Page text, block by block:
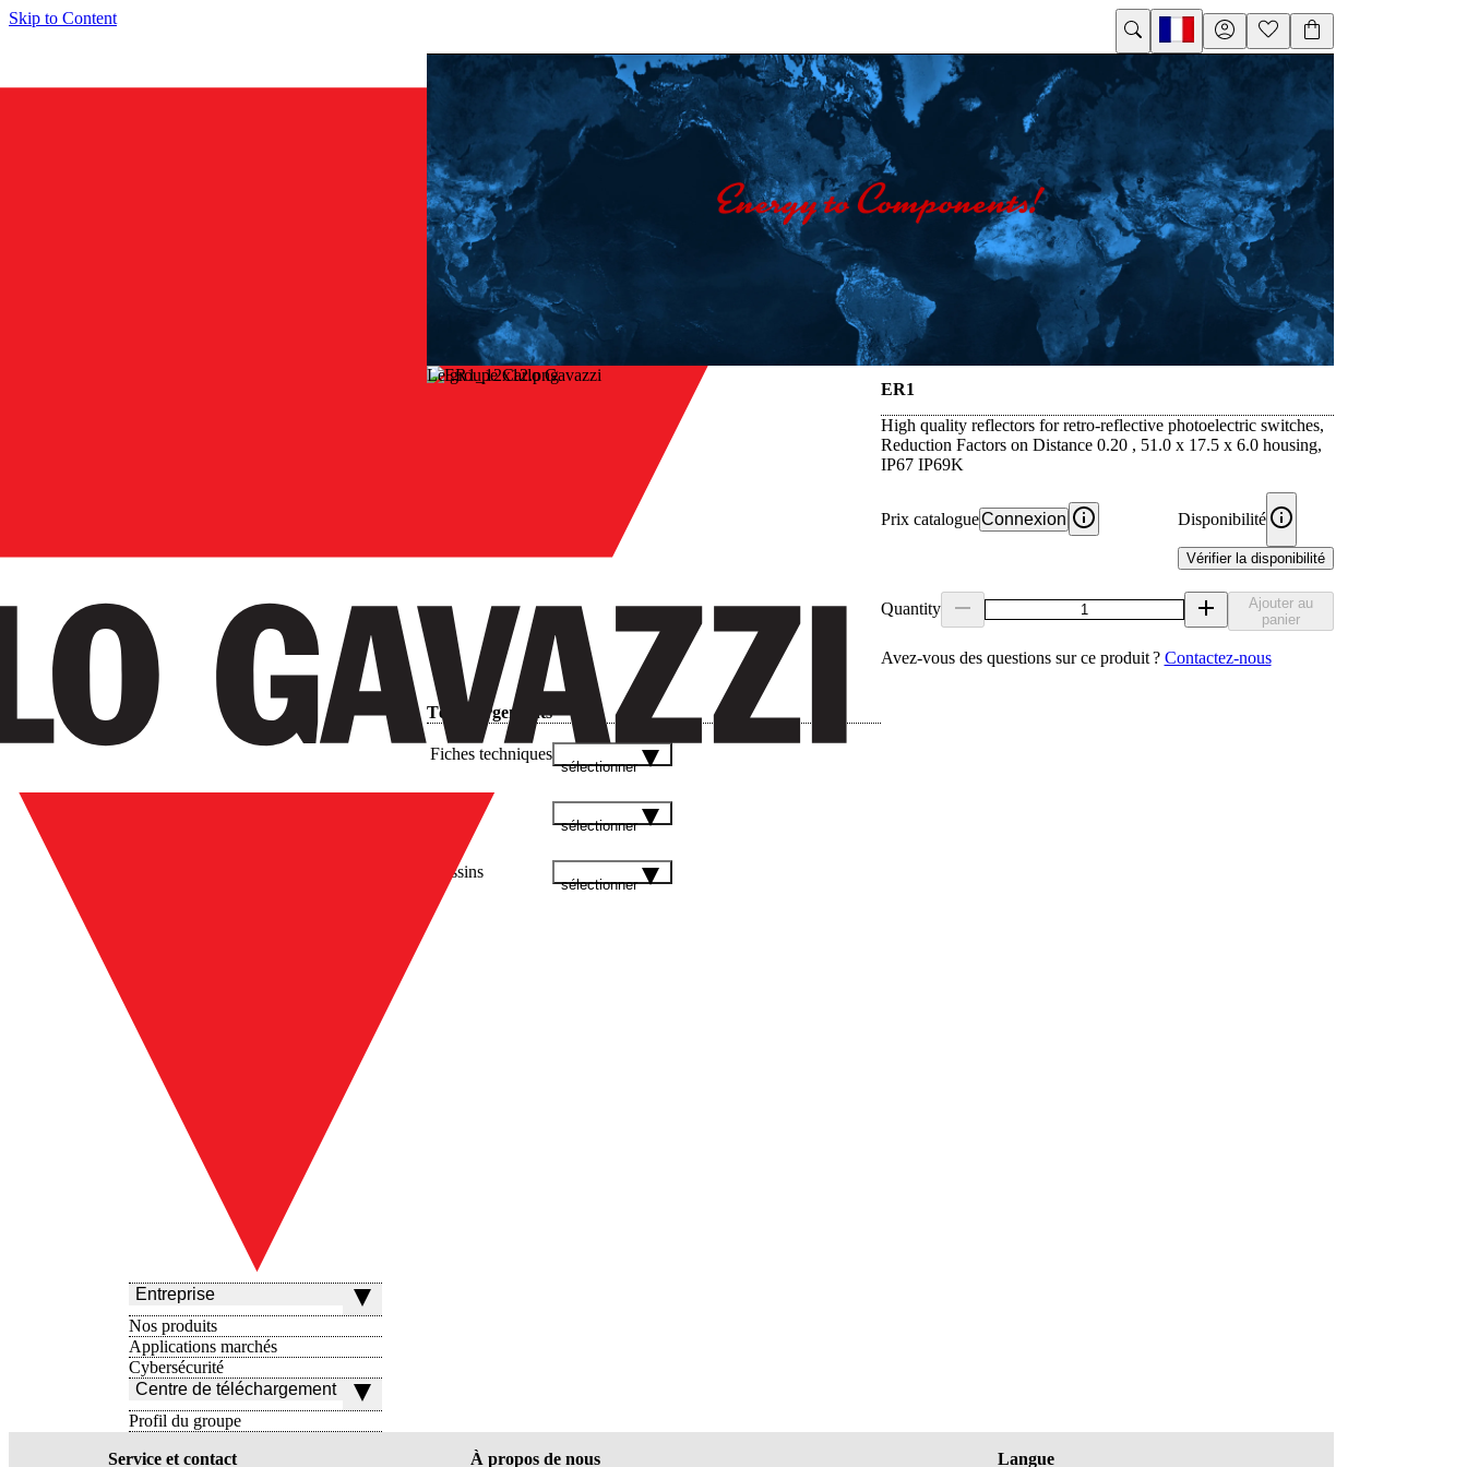
Skip to Content
Entreprise
Nos produits
Applications marchés
Cybersécurité
Centre de téléchargement
Profil du groupe
Le groupe Carlo Gavazzi
ER1
High quality reflectors for retro-reflective photoelectric switches,
Reduction Factors on Distance 0.20 , 51.0 x 17.5 x 6.0 housing,
IP67 IP69K
Prix catalogueConnexion Disponibilité
Vérifier la disponibilité
Quantity
Ajouter au
panier
Avez‑vous des questions sur ce produit ? Contactez‑nous
Téléchargements
Fiches techniques
sélectionner
sélectionner
Dessins
sélectionner
Service et contact À propos de nous Langue